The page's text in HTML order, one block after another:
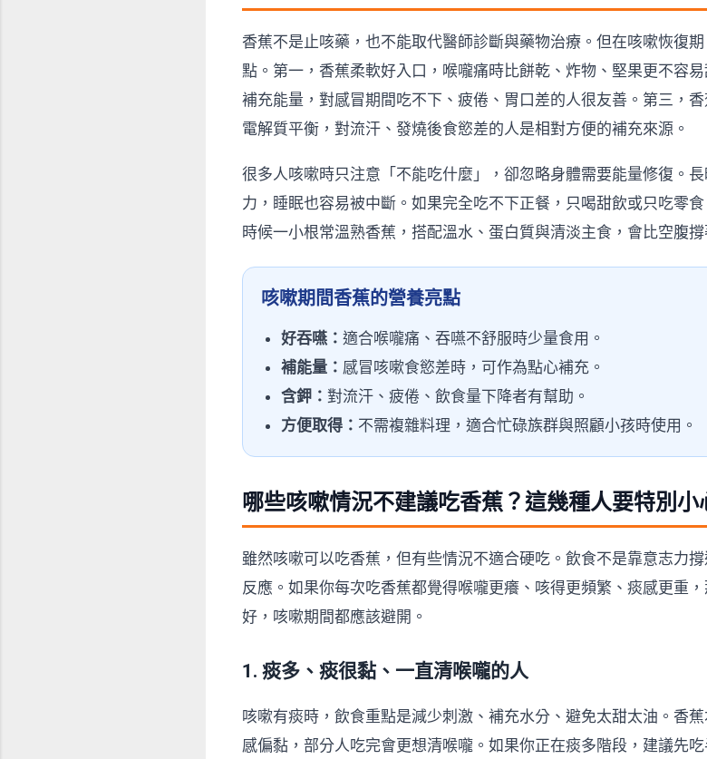
香蕉不是止咳藥，也不能取代醫師診斷與藥物治療。但在咳嗽恢復
點。第一，香蕉柔軟好入口，喉嚨痛時比餅乾、炸物、堅果更不容
補充能量，對感冒期間吃不下、疲倦、胃口差的人很友善。第三，
電解質平衡，對流汗、發燒後食慾差的人是相對方便的補充來源。
很多人咳嗽時只注意「不能吃什麼」，卻忽略身體需要能量修復。
力，睡眠也容易被中斷。如果完全吃不下正餐，只喝甜飲或只吃零
時候一小根常溫熟香蕉，搭配溫水、蛋白質與清淡主食，會比空腹撐
咳嗽期間香蕉的營養亮點
好吞嚥： 適合喉嚨痛、吞嚥不舒服時少量食用。
補能量： 感冒咳嗽食慾差時，可作為點心補充。
含鉀： 對流汗、疲倦、飲食量下降者有幫助。
方便取得： 不需複雜料理，適合忙碌族群與照顧小孩時使用。
哪些咳嗽情況不建議吃香蕉？這幾種人要特別小
雖然咳嗽可以吃香蕉，但有些情況不適合硬吃。飲食不是靠意志力
反應。如果你每次吃香蕉都覺得喉嚨更癢、咳得更頻繁、痰感更重
好，咳嗽期間都應該避開。
1. 痰多、痰很黏、一直清喉嚨的人
咳嗽有痰時，飲食重點是減少刺激、補充水分、避免太甜太油。香
感偏黏，部分人吃完會更想清喉嚨。如果你正在痰多階段，建議先吃